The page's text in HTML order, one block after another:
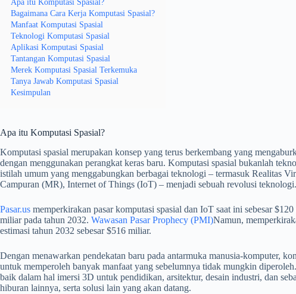
Apa itu Komputasi Spasial?
Bagaimana Cara Kerja Komputasi Spasial?
Manfaat Komputasi Spasial
Teknologi Komputasi Spasial
Aplikasi Komputasi Spasial
Tantangan Komputasi Spasial
Merek Komputasi Spasial Terkemuka
Tanya Jawab Komputasi Spasial
Kesimpulan
Apa itu Komputasi Spasial?
Komputasi spasial merupakan konsep yang terus berkembang yang
dengan menggunakan perangkat keras baru. Komputasi spasial bukanlah
istilah umum yang menggabungkan berbagai teknologi – termasuk Realitas
Campuran (MR), Internet of Things (IoT) – menjadi sebuah revolusi teknologi.
Pasar.us memperkirakan pasar komputasi spasial dan IoT saat ini sebesar
miliar pada tahun 2032. Wawasan Pasar Prophecy (PMI)Namun,
estimasi tahun 2032 sebesar $516 miliar.
Dengan menawarkan pendekatan baru pada antarmuka manusia-komputer,
untuk memperoleh banyak manfaat yang sebelumnya tidak mungkin
baik dalam hal imersi 3D untuk pendidikan, arsitektur, desain industri, dan
hiburan lainnya, serta solusi lain yang akan datang.